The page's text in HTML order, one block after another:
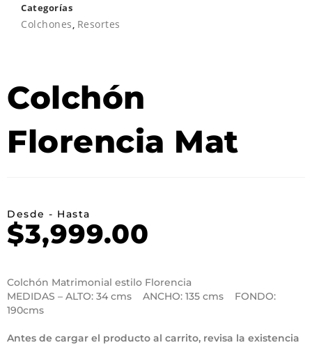
Categorías
Colchones, Resortes
Colchón
Florencia Mat
Desde - Hasta
$3,999.00
Colchón Matrimonial estilo Florencia
MEDIDAS – ALTO: 34 cms ANCHO: 135 cms FONDO:
190cms
Antes de cargar el producto al carrito, revisa la existencia